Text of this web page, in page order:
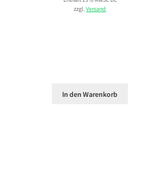
zzgl.Versand
In den Warenkorb